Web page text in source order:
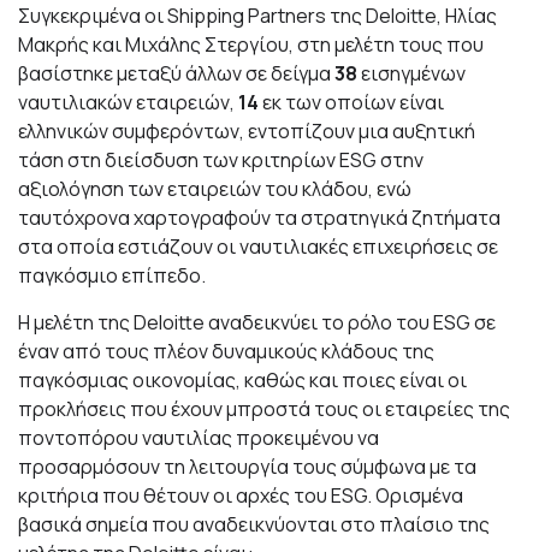
Συγκεκριμένα οι Shipping Partners της Deloitte, Ηλίας
Μακρής και Μιχάλης Στεργίου, στη μελέτη τους που
βασίστηκε μεταξύ άλλων σε δείγμα38εισηγμένων
ναυτιλιακών εταιρειών, 14εκ των οποίων είναι
ελληνικών συμφερόντων, εντοπίζουν μια αυξητική
τάση στη διείσδυση των κριτηρίων ESG στην
αξιολόγηση των εταιρειών του κλάδου, ενώ
ταυτόχρονα χαρτογραφούν τα στρατηγικά ζητήματα
στα οποία εστιάζουν οι ναυτιλιακές επιχειρήσεις σε
παγκόσμιο επίπεδο.
Η μελέτη της Deloitte αναδεικνύει το ρόλο του ESG σε
έναν από τους πλέον δυναμικούς κλάδους της
παγκόσμιας οικονομίας, καθώς και ποιες είναι οι
προκλήσεις που έχουν μπροστά τους οι εταιρείες της
ποντοπόρου ναυτιλίας προκειμένου να
προσαρμόσουν τη λειτουργία τους σύμφωνα με τα
κριτήρια που θέτουν οι αρχές του ESG. Ορισμένα
βασικά σημεία που αναδεικνύονται στο πλαίσιο της